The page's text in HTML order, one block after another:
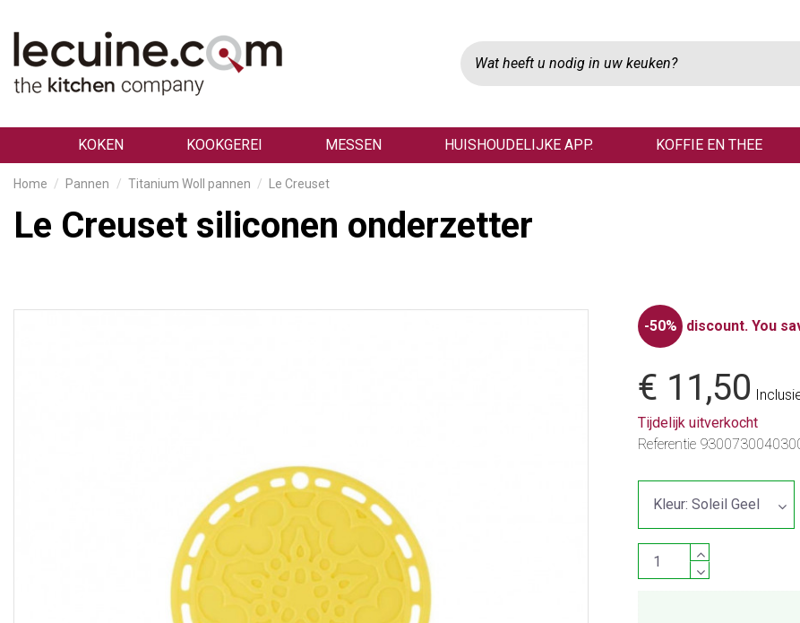
KOKEN KOOKGEREI MESSEN HUISHOUDELIJKE APP. KOFFIE EN THEE
Home Pannen Titanium Woll pannen Le Creuset
Le Creuset siliconen onderzetter
-50% discount.You
€ 11,50
Tijdelijk uitverkocht
Referentie